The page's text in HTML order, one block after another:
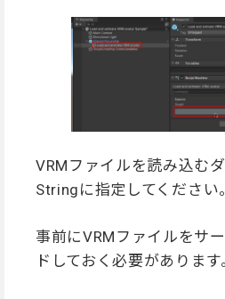
VRMファイルを読み込む
Stringに指定してください。
事前にVRMファイルをサ
ドしておく必要があります